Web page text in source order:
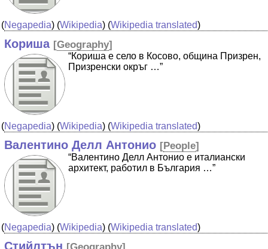
(Negapedia) (Wikipedia) (Wikipedia translated)
Кориша [Geography]
“Кориша е село в Косово, община Призрен,
Призренски окръг …”
(Negapedia) (Wikipedia) (Wikipedia translated)
Валентино Делл Антонио [People]
“Валентино Делл Антонио е италиански
архитект, работил в България …”
(Negapedia) (Wikipedia) (Wikipedia translated)
Стийлтън